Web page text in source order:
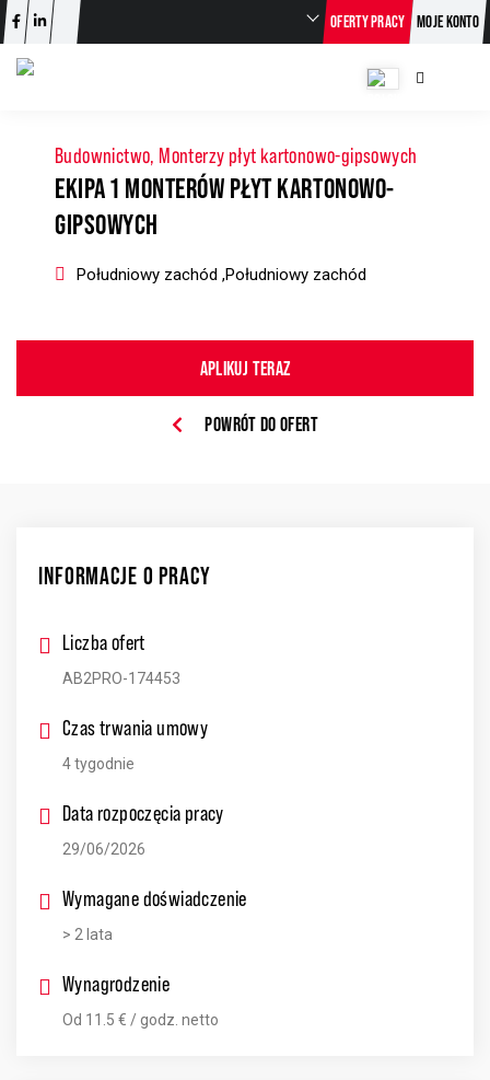
OFERTY PRACY MOJE KONTO
Budownictwo, Monterzy płyt kartonowo-gipsowych
EKIPA 1 MONTERÓW PŁYT KARTONOWO-
GIPSOWYCH
Południowy zachód ,Południowy zachód
APLIKUJ TERAZ
POWRÓT DO OFERT
INFORMACJE O PRACY
Liczba ofert
AB2PRO-174453
Czas trwania umowy
4 tygodnie
Data rozpoczęcia pracy
29/06/2026
Wymagane doświadczenie
> 2 lata
Wynagrodzenie
Od 11.5 € / godz. netto